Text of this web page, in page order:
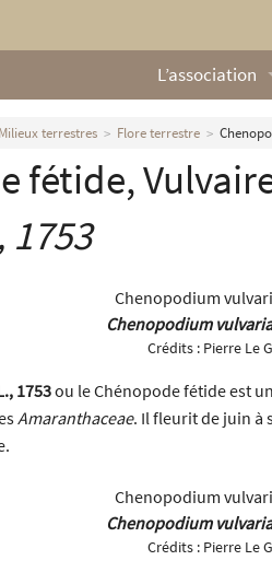
L’association
Qui sommes
Nos missions
Nos
Actualités
Milieux terrestres Flore terrestre
fétide,
Chenopodium vulvaria
Crédits : Pierre Le
1753ou le Chénopode fétide est
Amaranthaceae. Il fleurit de juin à
Chenopodium vulvaria
Crédits : Pierre Le